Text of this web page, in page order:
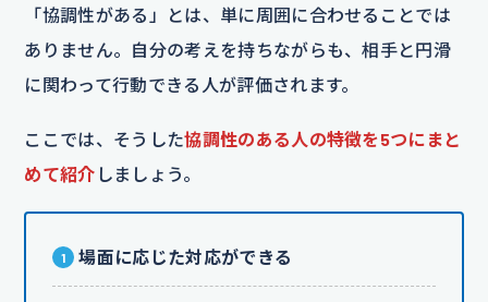
「協調性がある」とは、単に周囲に合わせることでは
ありません。自分の考えを持ちながらも、相手と円滑
に関わって行動できる人が評価されます。
ここでは、そうした協調性のある人の特徴を5つにまと
めて紹介 しましょう。
場面に応じた対応ができる